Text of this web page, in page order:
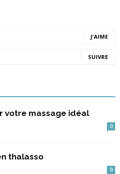
J'AIME
SUIVRE
votre massage idéal
0
thalasso
0